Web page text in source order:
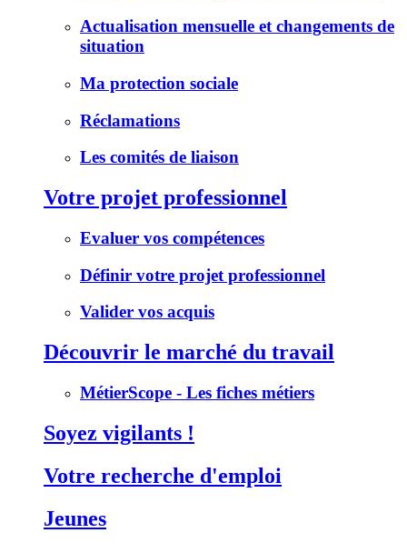
Actualisation mensuelle et changements de
situation
Ma protection sociale
Réclamations
Les comités de liaison
Votre projet professionnel
Evaluer vos compétences
Définir votre projet professionnel
Valider vos acquis
Découvrir le marché du travail
MétierScope - Les fiches métiers
Soyez vigilants !
Votre recherche d'emploi
Jeunes